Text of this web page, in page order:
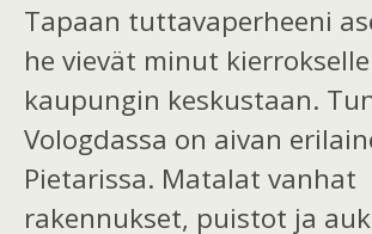
Tapaan tuttavaperheeni
he vievät minut kierrokselle
kaupungin keskustaan.
Vologdassa on aivan
Pietarissa. Matalat vanhat
rakennukset, puistot ja